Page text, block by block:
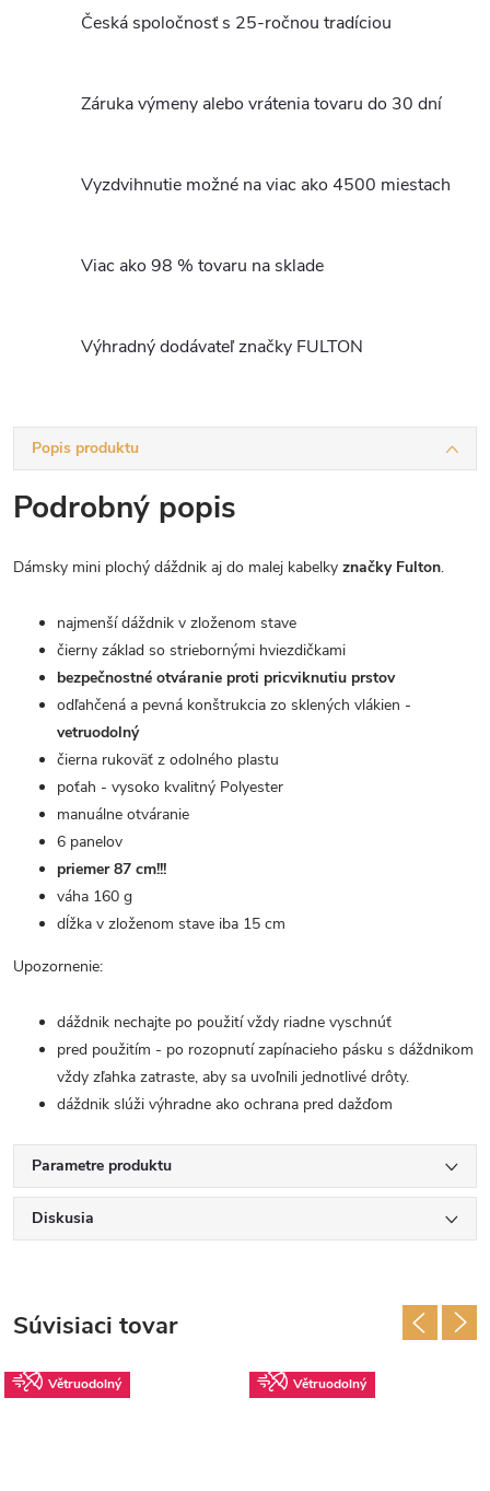
Česká spoločnosť s 25-ročnou tradíciou
Záruka výmeny alebo vrátenia tovaru do 30 dní
Vyzdvihnutie možné na viac ako 4500 miestach
Viac ako 98 % tovaru na sklade
Výhradný dodávateľ značky FULTON
Popis produktu
Podrobný popis
Dámsky mini plochý dáždnik aj do malej kabelky značky Fulton.
najmenší dáždnik v zloženom stave
čierny základ so striebornými hviezdičkami
bezpečnostné otváranie proti pricviknutiu prstov
odľahčená a pevná konštrukcia zo sklených vlákien -
vetruodolný
čierna rukoväť z odolného plastu
poťah - vysoko kvalitný Polyester
manuálne otváranie
6 panelov
priemer 87 cm!!!
váha 160 g
dĺžka v zloženom stave iba 15 cm
Upozornenie:
dáždnik nechajte po použití vždy riadne vyschnúť
pred použitím - po rozopnutí zapínacieho pásku s dáždnikom
vždy zľahka zatraste, aby sa uvoľnili jednotlivé drôty.
dáždnik slúži výhradne ako ochrana pred dažďom
Parametre produktu
Diskusia
Súvisiaci tovar
Větruodolný Větruodolný